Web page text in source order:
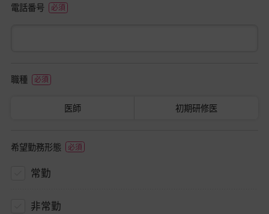
電話番号
職種
医師 初期研修医
希望勤務形態
常勤
非常勤